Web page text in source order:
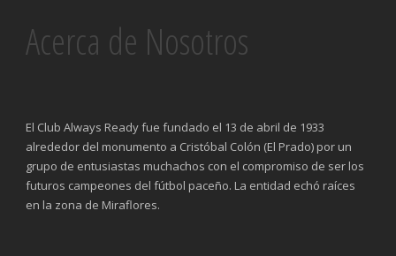
Acerca de Nosotros
El Club Always Ready fue fundado el 13 de abril de 1933
alrededor del monumento a Cristóbal Colón (El Prado) por un
grupo de entusiastas muchachos con el compromiso de ser los
futuros campeones del fútbol paceño. La entidad echó raíces
en la zona de Miraflores.